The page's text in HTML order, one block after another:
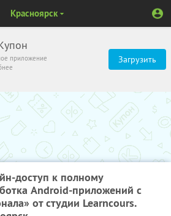
приложение
Загрузить
Красноярск
доступ к полному
Android-приложений с
от студии Learncours.